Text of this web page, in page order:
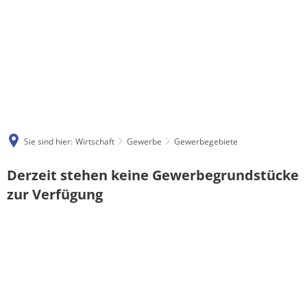
Sie sind hier: Wirtschaft Gewerbe Gewerbegebiete
Gewerbegebiete
Derzeit stehen keine Gewerbegrundstücke
zur Verfügung